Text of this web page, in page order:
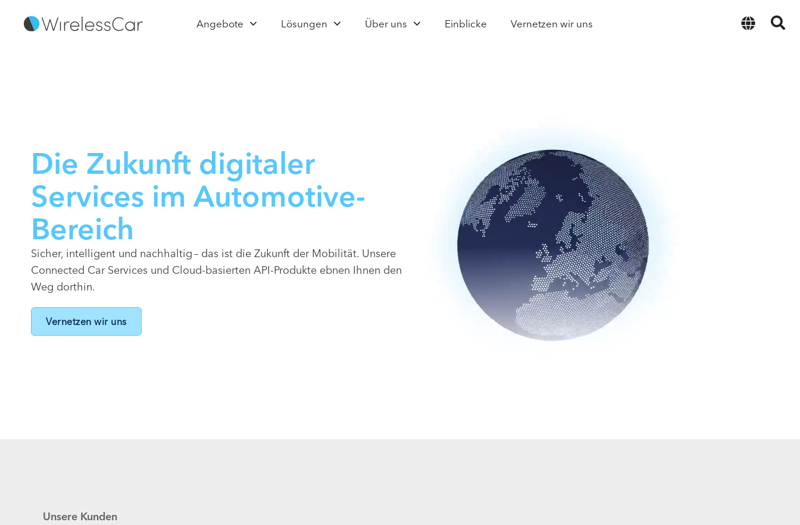
Angebote Lösungen Über uns Einblicke Vernetzen wir uns
Die Zukunft digitaler
Services im Automotive-
Bereich
Sicher, intelligent und nachhaltig – das ist die Zukunft der Mobilität. Unsere
Connected Car Services und Cloud-basierten API-Produkte ebnen Ihnen den
Weg dorthin.
Vernetzen wir uns
Unsere Kunden